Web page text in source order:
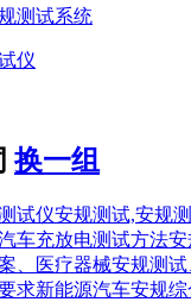
测试系统
仪
换一组
试仪安规测试,安规
车充放电测试方法安
、医疗器械安规测
求新能源汽车安规